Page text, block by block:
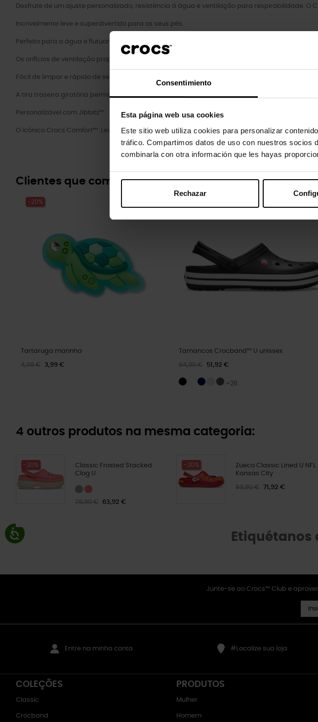
Consentimiento
Esta página web usa cookies
Este sitio web utiliza cookies para personalizar
tráfico. Compartimos datos de uso con nuestros socios
combinarla con otra información que les hayas
Rechazar
Desfrute de um ajuste personalizado, resistência à água e ventilação para respirabilidade.
Incrivelmente leve e superdivertido para os seus pés.
Perfeito para a água e flutuante, pesa apenas alguns gramas.
Os orifícios de ventilação proporcionam respirabilidade enquanto absorvem água e sujeira.
Fácil de limpar e rápido de secar.
A tira traseira giratória permite um ajuste mais preciso.
Personalizável com Jibbitz™.
O icônico Crocs Comfort™. Leve. Flexível. Conforto de todos os ângulos.
Clientes que compraram este produto também
-20%
Tartaruga marinha
4,99 € 3,99 €
Tamancos Crocband™ U unissex
64,90 € 51,92 €
+26
4 outros produtos na mesma categoria:
-20%
Classic Frosted Stacked
Clog U
79,90 € 63,92 €
-20%
Zueco Classic Lined U NFL
Kansas City
89,90 € 71,92 €
Etiquétanos
Junte-se ao Crocs™ Club e
Entre na minha conta #Localize sua loja
COLEÇÕES
Classic
Crocband
PRODUTOS
Mulher
Homem